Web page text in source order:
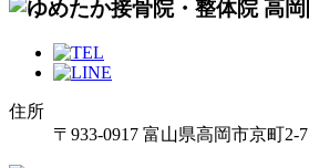
住所
〒933-0917 富山県高岡市京町2-7